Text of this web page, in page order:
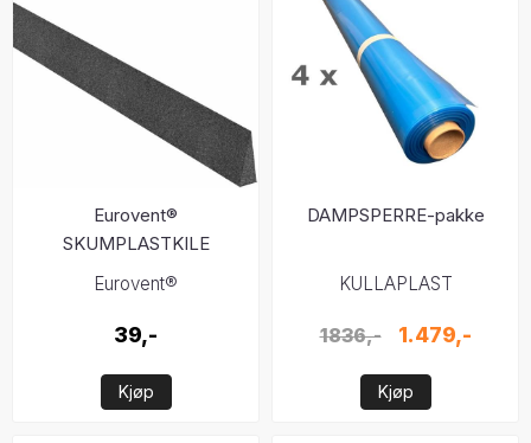
Eurovent®
SKUMPLASTKILE
Eurovent®
39,-
Kjøp
DAMPSPERRE-pakke
KULLAPLAST
1836,- 1.479,-
Kjøp